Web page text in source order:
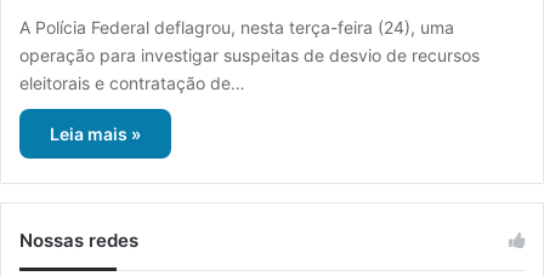
A Polícia Federal deflagrou, nesta terça-feira (24), uma
operação para investigar suspeitas de desvio de recursos
eleitorais e contratação de…
Leia mais »
Nossas redes